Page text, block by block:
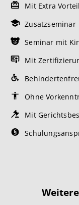
Mit Extra Vorteil
Zusatzseminar
Seminar mit
Mit
Ohne
Mit